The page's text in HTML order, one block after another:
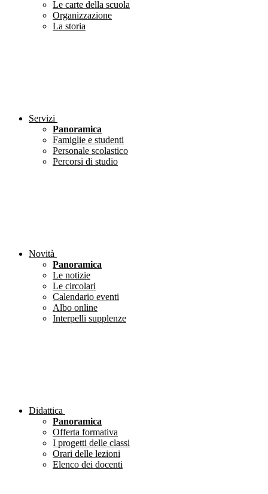
Le carte della scuola
Organizzazione
La storia
Servizi
Panoramica
Famiglie e studenti
Personale scolastico
Percorsi di studio
Novità
Panoramica
Le notizie
Le circolari
Calendario eventi
Albo online
Interpelli supplenze
Didattica
Panoramica
Offerta formativa
I progetti delle classi
Orari delle lezioni
Elenco dei docenti